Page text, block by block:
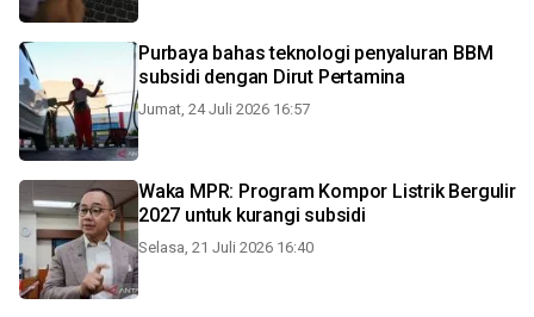
Purbaya bahas teknologi penyaluran BBM
subsidi dengan Dirut Pertamina
Jumat, 24 Juli 2026 16:57
Waka MPR: Program Kompor Listrik Bergulir
2027 untuk kurangi subsidi
Selasa, 21 Juli 2026 16:40